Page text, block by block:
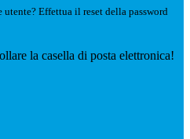
Effettua il reset della password
la casella di posta elettronica!